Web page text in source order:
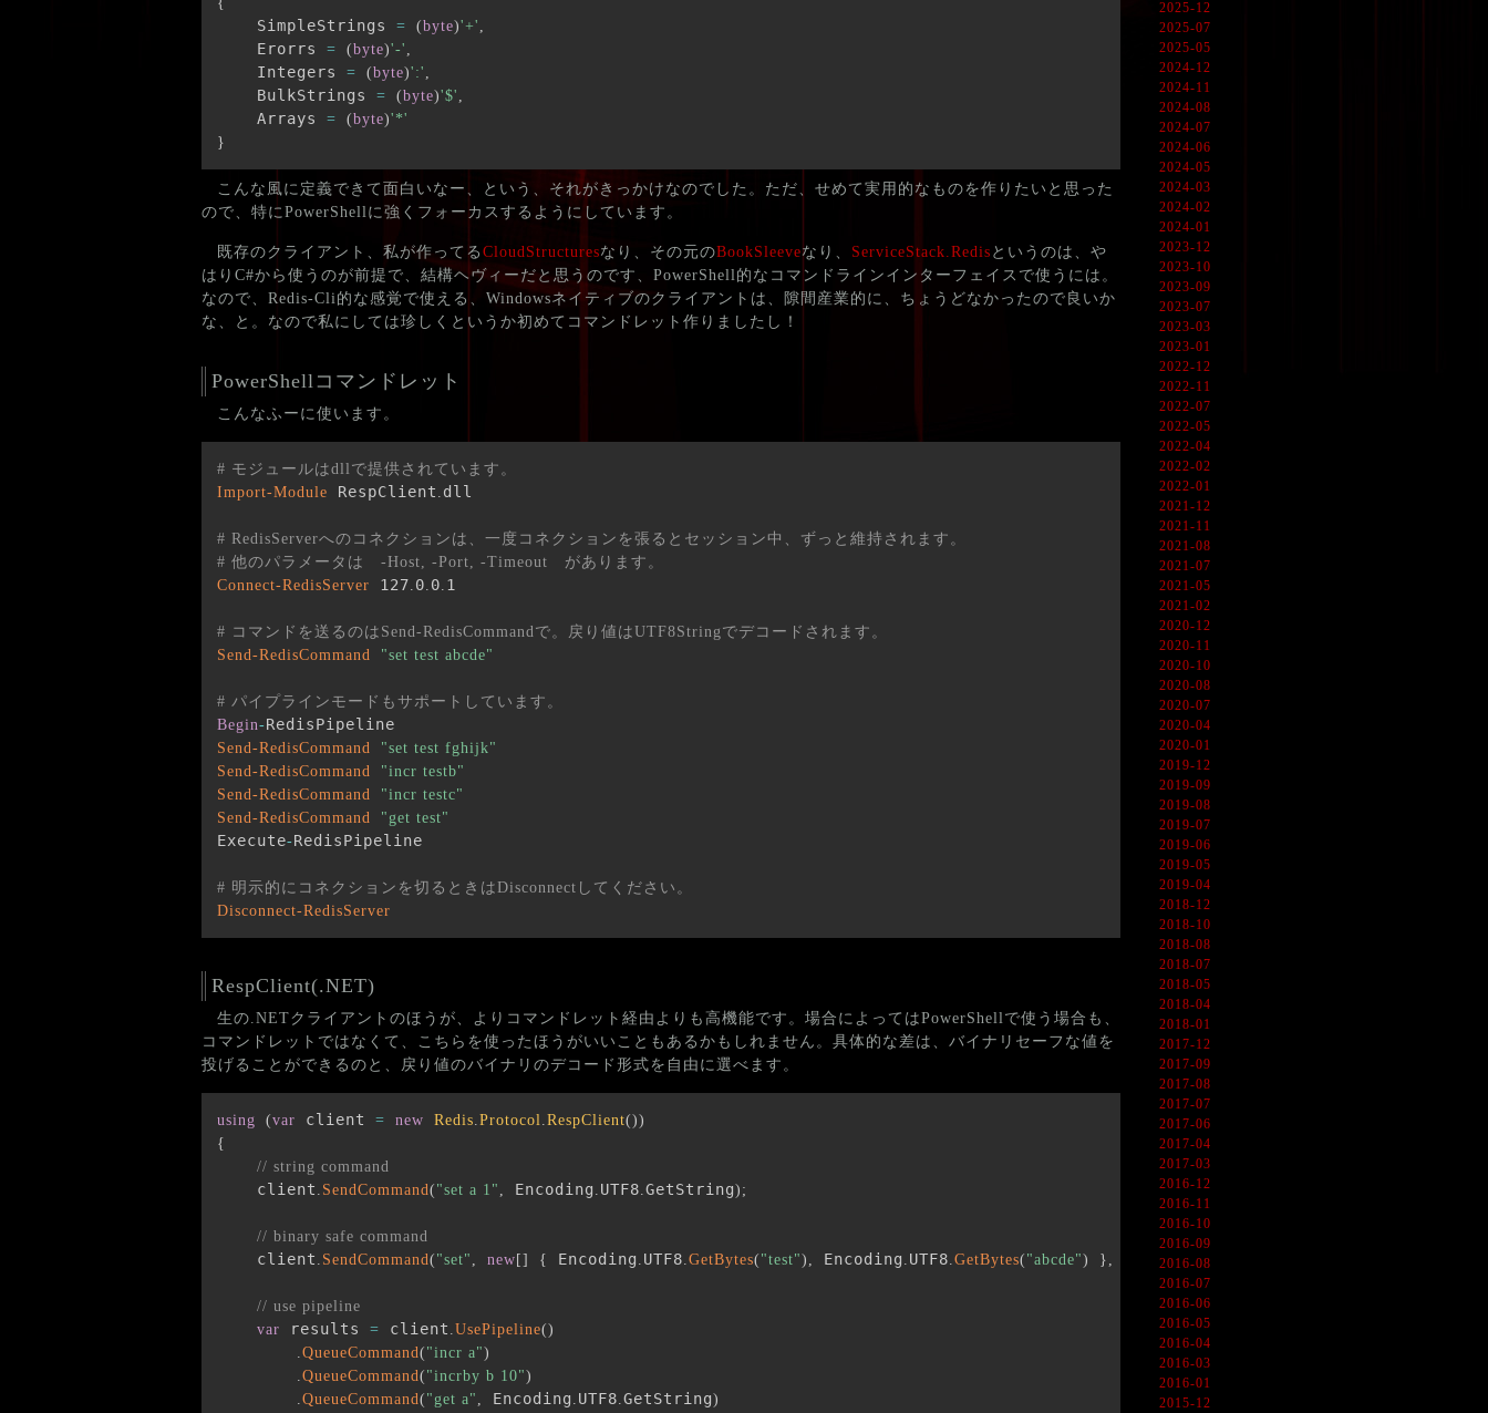
    SimpleStrings
= (byte)'+' ,
    Erorrs
= (byte)'-' ,
    Integers
= (byte)':' ,
    BulkStrings
= (byte)'$' ,
    Arrays
= (byte)'*'
}
こんな風に定義できて面白いなー、という、それがきっかけなのでした。ただ、せめて実用的なものを作りたいと思った
ので、特にPowerShellに強くフォーカスするようにしています。
既存のクライアント、私が作ってる CloudStructuresなり、その元のBookSleeveなり、 ServiceStack.Redis というのは、や
はりC#から使うのが前提で、結構ヘヴィーだと思うのです、PowerShell的なコマンドラインインターフェイスで使うには。
なので、Redis-Cli的な感覚で使える、Windowsネイティブのクライアントは、隙間産業的に、ちょうどなかったので良いか
な、と。なので私にしては珍しくというか初めてコマンドレット作りましたし！
PowerShellコマンドレット
こんなふーに使います。
# モジュールはdllで提供されています。
Import-Module RespClient . dll
# RedisServerへのコネクションは、一度コネクションを張るとセッション中、ずっと維持されます。
# 他のパラメータは　-Host, -Port, -Timeout　があります。
Connect-RedisServer 127. 0. 0. 1
# コマンドを送るのはSend-RedisCommandで。戻り値はUTF8Stringでデコードされます。
Send-RedisCommand
"set test abcde"
# パイプラインモードもサポートしています。
Begin-
Send-RedisCommand
"set test fghijk"
Send-RedisCommand
"incr testb"
Send-RedisCommand
"incr testc"
Send-RedisCommand
"get test"
Execute-RedisPipeline
# 明示的にコネクションを切るときはDisconnectしてください。
Disconnect-RedisServer
RespClient(.NET)
生の.NETクライアントのほうが、よりコマンドレット経由よりも高機能です。場合によってはPowerShellで使う場合も、
コマンドレットではなくて、こちらを使ったほうがいいこともあるかもしれません。具体的な差は、バイナリセーフな値を
投げることができるのと、戻り値のバイナリのデコード形式を自由に選べます。
using (var client = new Redis.Protocol.RespClient())
{
// string command
    client
. SendCommand( "set a 1" , Encoding . UTF8.GetString) ;
// binary safe command
    client
. SendCommand( "set" , new [] { Encoding . UTF8.GetBytes( "test") , Encoding . UTF8.GetBytes( "abcde") } , Encoding.UTF8
// use pipeline
var results = client .UsePipeline()
.QueueCommand( "incr a")
.QueueCommand( "incrby b 10")
.QueueCommand( "get a" , Encoding . UTF8.GetString)
2025-12
2025-07
2025-05
2024-12
2024-11
2024-08
2024-07
2024-06
2024-05
2024-03
2024-02
2024-01
2023-12
2023-10
2023-09
2023-07
2023-03
2023-01
2022-12
2022-11
2022-07
2022-05
2022-04
2022-02
2022-01
2021-12
2021-11
2021-08
2021-07
2021-05
2021-02
2020-12
2020-11
2020-10
2020-08
2020-07
2020-04
2020-01
2019-12
2019-09
2019-08
2019-07
2019-06
2019-05
2019-04
2018-12
2018-10
2018-08
2018-07
2018-05
2018-04
2018-01
2017-12
2017-09
2017-08
2017-07
2017-06
2017-04
2017-03
2016-12
2016-11
2016-10
2016-09
2016-08
2016-07
2016-06
2016-05
2016-04
2016-03
2016-01
2015-12